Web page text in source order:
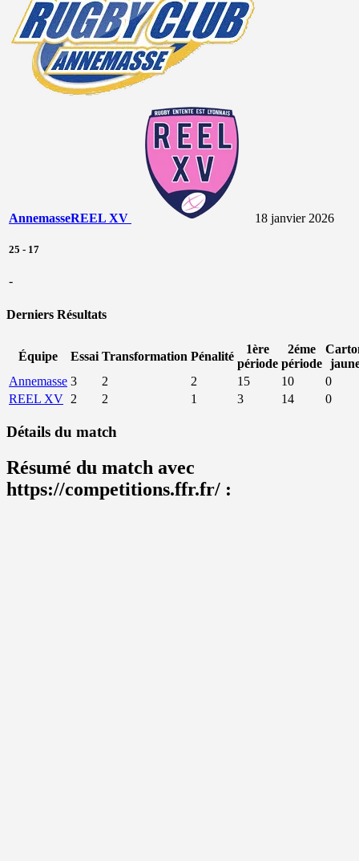
AnnemasseREEL XV 18 janvier 2026
25 - 17
-
Derniers Résultats
Équipe Essai Transformation Pénalité
1ère
période
2éme
période
Annemasse 3 2 2 15 10
0
REEL XV 2 2 1 3 14 0
Détails du match
Résumé du match avec
https://competitions.ffr.fr/ :